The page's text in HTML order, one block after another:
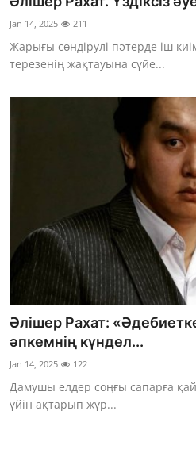
Jan 14, 2025 211
Жарығы сөндірулі пәтерде іш
терезенің жақтауына сүйе...
Әлішер Рахат:
әпкемнің күндел...
Jan 14, 2025 122
Дамушы елдер соңғы сапарға қай
үйін ақтарып жүр...